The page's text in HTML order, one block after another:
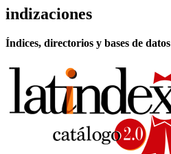
indizaciones
Índices, directorios y bases de datos